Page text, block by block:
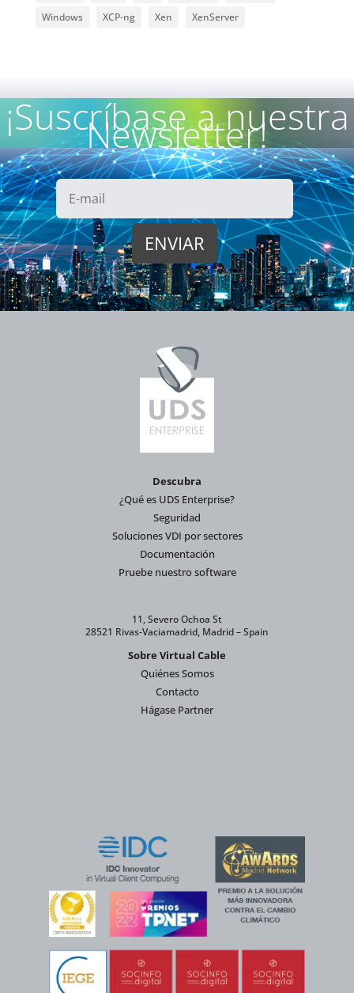
Windows
XCP-ng Xen XenServer
¡Suscríbase a nuestra
Newsletter!
Descubra
¿Qué es UDS Enterprise?
Seguridad
Soluciones VDI por sectores
Documentación
Pruebe nuestro software
11, Severo Ochoa St
28521 Rivas-Vaciamadrid, Madrid – Spain
Sobre Virtual Cable
Quiénes Somos
Contacto
Hágase Partner